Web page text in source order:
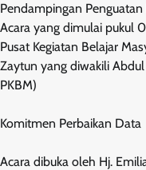
Pendampingan
Acara yang dimulai pukul
Pusat Kegiatan Belajar
Zaytun yang diwakili
PKBM)
Komitmen Perbaikan Data
Acara dibuka oleh Hj.